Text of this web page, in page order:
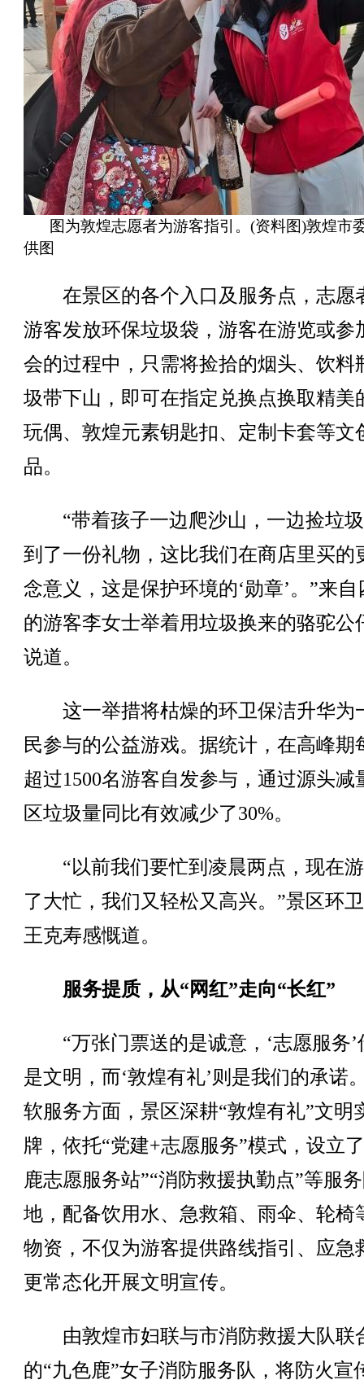
图为敦煌志愿者为游客指引。(资料图)敦煌市
供图
在景区的各个入口及服务点，志愿
游客发放环保垃圾袋，游客在游览或参
会的过程中，只需将捡拾的烟头、饮料
圾带下山，即可在指定兑换点换取精美
玩偶、敦煌元素钥匙扣、定制卡套等文
品。
“带着孩子一边爬沙山，一边捡垃
到了一份礼物，这比我们在商店里买的
念意义，这是保护环境的‘勋章’。”来自
的游客李女士举着用垃圾换来的骆驼公
说道。
这一举措将枯燥的环卫保洁升华为
民参与的公益游戏。据统计，在高峰期
超过1500名游客自发参与，通过源头减
区垃圾量同比有效减少了30%。
“以前我们要忙到凌晨两点，现在
了大忙，我们又轻松又高兴。”景区环
王克寿感慨道。
服务提质，从“网红”走向“长红”
“万张门票送的是诚意，‘志愿服务’
是文明，而‘敦煌有礼’则是我们的承诺
软服务方面，景区深耕“敦煌有礼”文明
牌，依托“党建+志愿服务”模式，设立
鹿志愿服务站”“消防救援执勤点”等服
地，配备饮用水、急救箱、雨伞、轮椅
物资，不仅为游客提供路线指引、应急
更常态化开展文明宣传。
由敦煌市妇联与市消防救援大队联
的“九色鹿”女子消防服务队，将防火宣